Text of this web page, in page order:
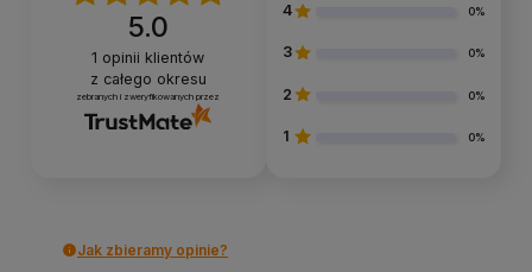
5.0
1 opinii klientów
z całego okresu
zebranych i zweryfikowanych przez
4 0%
3 0%
2 0%
1 0%
Jak zbieramy opinie?
Spectrum
Masterled
Żarówka LED GLS clear